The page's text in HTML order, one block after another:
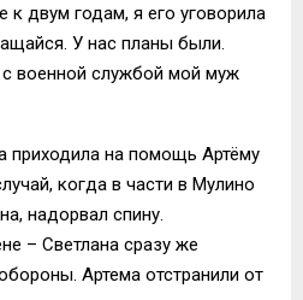
двум годам, я его уговорила
У нас планы были.
военной службой мой муж
приходила на помощь Артёму
когда в части в Мулино
надорвал спину.
– Светлана сразу же
Артема отстранили от